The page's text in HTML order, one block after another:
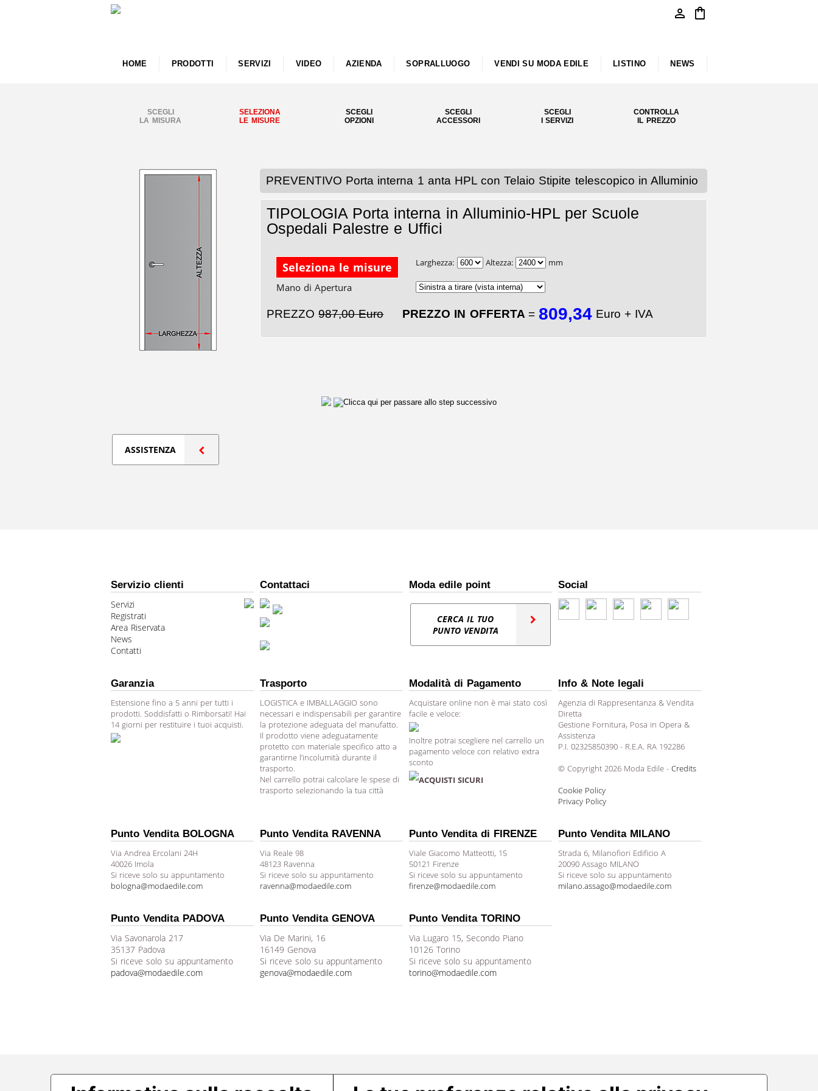
person shopping_bag
HOME PRODOTTI SERVIZI VIDEO AZIENDA SOPRALLUOGO VENDI SU MODA EDILE LISTINO NEWS
SCEGLI
LA MISURA
SELEZIONA
LE MISURE
SCEGLI
OPZIONI
SCEGLI
ACCESSORI
SCEGLI
I SERVIZI
CONTROLLA
IL PREZZO
PREVENTIVO Porta interna 1 anta HPL con Telaio Stipite telescopico in Alluminio
TIPOLOGIA Porta interna in Alluminio-HPL per Scuole
Ospedali Palestre e Uffici
Seleziona le misure Larghezza: Altezza: mm
Mano di Apertura
PREZZO987,00 Euro PREZZO IN OFFERTA = 809,34Euro + IVA
ASSISTENZA
Servizio clienti
Servizi
Registrati
Area Riservata
News
Contatti
Contattaci Moda edile point
CERCA IL TUO
PUNTO VENDITA
Social
Garanzia
Estensione fino a 5 anni per tutti i
prodotti. Soddisfatti o Rimborsati! Hai
14 giorni per restituire i tuoi acquisti.
Trasporto
LOGISTICA e IMBALLAGGIO sono
necessari e indispensabili per garantire
la protezione adeguata del manufatto.
Il prodotto viene adeguatamente
protetto con materiale specifico atto a
garantirne l’incolumità durante il
trasporto.
Nel carrello potrai calcolare le spese di
trasporto selezionando la tua città
Modalità di Pagamento
Acquistare online non è mai stato così
facile e veloce:
Inoltre potrai scegliere nel carrello un
pagamento veloce con relativo extra
sconto
ACQUISTI SICURI
Info & Note legali
Agenzia di Rappresentanza & Vendita
Diretta
Gestione Fornitura, Posa in Opera &
Assistenza
P.I. 02325850390 - R.E.A. RA 192286
© Copyright 2026 Moda Edile - Credits
Cookie Policy
Privacy Policy
Punto Vendita BOLOGNA
Via Andrea Ercolani 24H
40026 Imola
Si riceve solo su appuntamento
bologna@modaedile.com
Punto Vendita RAVENNA
Via Reale 98
48123 Ravenna
Si riceve solo su appuntamento
ravenna@modaedile.com
Punto Vendita di FIRENZE
Viale Giacomo Matteotti, 15
50121 Firenze
Si riceve solo su appuntamento
firenze@modaedile.com
Punto Vendita MILANO
Strada 6, Milanofiori Edificio A
20090 Assago MILANO
Si riceve solo su appuntamento
milano.assago@modaedile.com
Punto Vendita PADOVA
Via Savonarola 217
35137 Padova
Si riceve solo su appuntamento
padova@modaedile.com
Punto Vendita GENOVA
Via De Marini, 16
16149 Genova
Si riceve solo su appuntamento
genova@modaedile.com
Punto Vendita TORINO
Via Lugaro 15, Secondo Piano
10126 Torino
Si riceve solo su appuntamento
torino@modaedile.com